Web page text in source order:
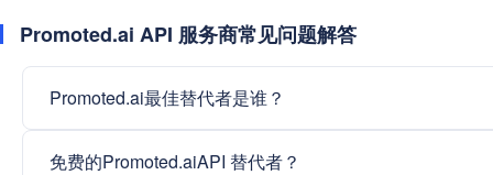
Promoted.ai API 服务商常见问题解答
Promoted.ai最佳替代者是谁？
免费的Promoted.aiAPI 替代者？